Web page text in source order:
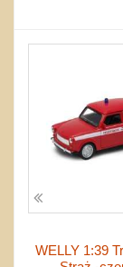
WELLY 1:39